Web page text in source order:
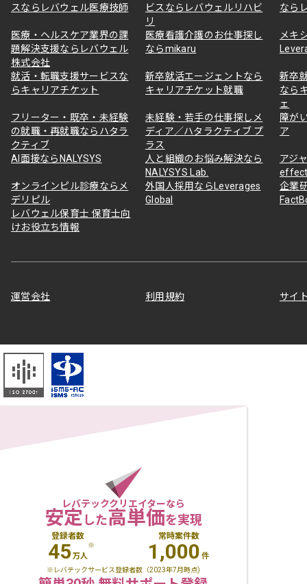
スならレバウェル医療技師
ビスならレバウェルリハビ
リ
なら
医療・ヘルスケア業界の課
題解決支援ならレバウェル
株式会社
医療看護介護のお仕事探し
ならmikaru
メキ
就活・転職支援サービスな
らキャリアチケット
新卒就活エージェントなら
キャリアチケット就職
新卒
なら
ェ
フリーター・既卒・未経験
の就職・再就職ならハタラ
クティブ
未経験・若手の仕事探しメ
ディア／ハタラクティブ プ
ラス
障が
ア
AI面接ならNALYSYS
人と組織のお悩み解決なら
NALYSYS Lab.
アジ
オンラインピル診療ならメ
デリピル
外国人採用ならLeverages
Global
企業
レバウェル保育士 保育士向
けお役立ち情報
運営会社 利用規約 サイ
レバテッククリエイターなら
安定した高単価を実現
登録者数
45万人
※
常時案件数
1,000 件
※レバテックサービス登録者数（2023年7月時点)